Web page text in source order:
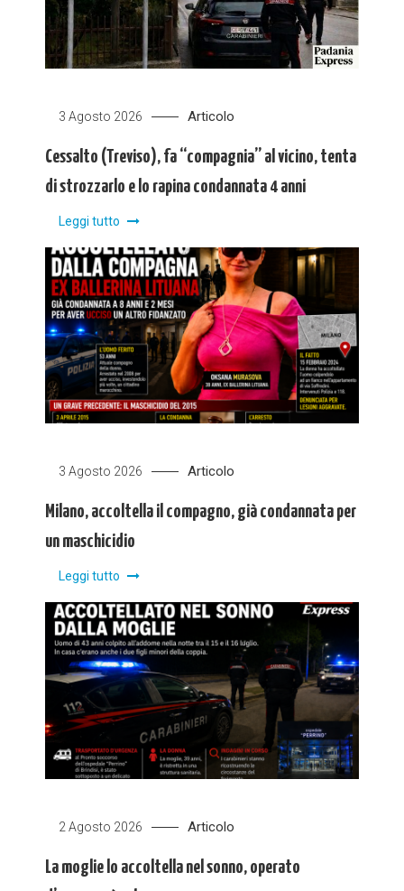
3 Agosto 2026 Articolo
Cessalto (Treviso), fa “compagnia” al vicino, tenta
di strozzarlo e lo rapina condannata 4 anni
Leggi tutto
3 Agosto 2026 Articolo
Milano, accoltella il compagno, già condannata per
un maschicidio
Leggi tutto
2 Agosto 2026 Articolo
La moglie lo accoltella nel sonno, operato